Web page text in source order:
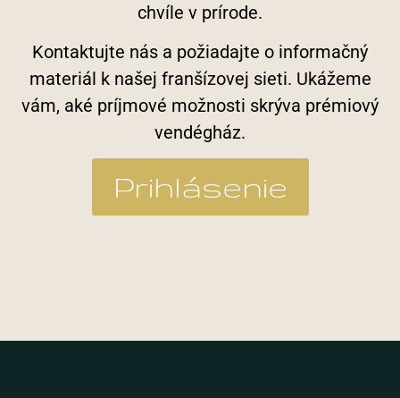
chvíle v prírode.
Kontaktujte nás a požiadajte o informačný
materiál k našej franšízovej sieti. Ukážeme
vám, aké príjmové možnosti skrýva prémiový
vendégház.
Prihlásenie